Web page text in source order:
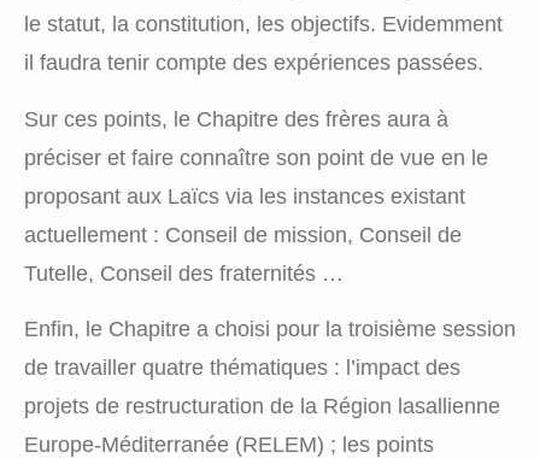
le statut, la constitution, les objectifs. Evidemment
il faudra tenir compte des expériences passées.
Sur ces points, le Chapitre des frères aura à
préciser et faire connaître son point de vue en le
proposant aux Laïcs via les instances existant
actuellement : Conseil de mission, Conseil de
Tutelle, Conseil des fraternités …
Enfin, le Chapitre a choisi pour la troisième session
de travailler quatre thématiques : l’impact des
projets de restructuration de la Région lasallienne
Europe-Méditerranée (RELEM) ; les points